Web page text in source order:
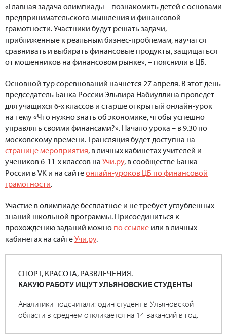
«Главная задача олимпиады – познакомить детей с основами
предпринимательского мышления и финансовой
грамотности. Участники будут решать задачи,
приближенные к реальным бизнес-проблемам, научатся
сравнивать и выбирать финансовые продукты, защищаться
от мошенников на финансовом рынке», – пояснили в ЦБ.
Основной тур соревнований начнется 27 апреля. В этот день
председатель Банка России Эльвира Набиуллина проведет
для учащихся 6-х классов и старше открытый онлайн-урок
на тему «Что нужно знать об экономике, чтобы успешно
управлять своими финансами?». Начало урока – в 9.30 по
московскому времени. Трансляция будет доступна на
странице мероприятия, в личных кабинетах учителей и
учеников 6-11-х классов на Учи.ру, в сообществе Банка
России в VK и на сайтеонлайн-уроков ЦБ по финансовой
грамотности.
Участие в олимпиаде бесплатное и не требует углубленных
знаний школьной программы. Присоединиться к
прохождению заданий можно по ссылке или в личных
кабинетах на сайтеУчи.ру.
СПОРТ, КРАСОТА, РАЗВЛЕЧЕНИЯ.
КАКУЮ РАБОТУ ИЩУТ УЛЬЯНОВСКИЕ СТУДЕНТЫ
Аналитики подсчитали: один студент в Ульяновской
области в среднем откликается на 14 вакансий в год.